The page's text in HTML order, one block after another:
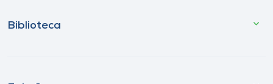
Biblioteca